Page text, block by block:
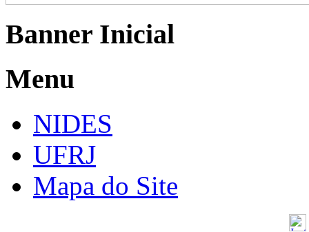
Banner Inicial
Menu
NIDES
UFRJ
Mapa do Site